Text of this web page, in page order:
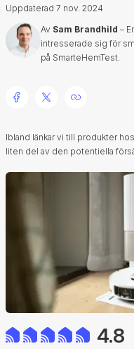
Uppdaterad 7 nov. 2024
Av Sam Brandhild –
intresserade sig för
på SmarteHemTest.
Ibland länkar vi till produkter
liten del av den potentiella
4.8